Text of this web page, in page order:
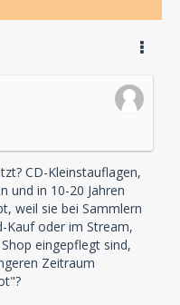
CD-Kleinstauflagen,
und in 10-20 Jahren
weil sie bei Sammlern
Kauf oder im Stream,
eingepflegt sind,
Zeitraum